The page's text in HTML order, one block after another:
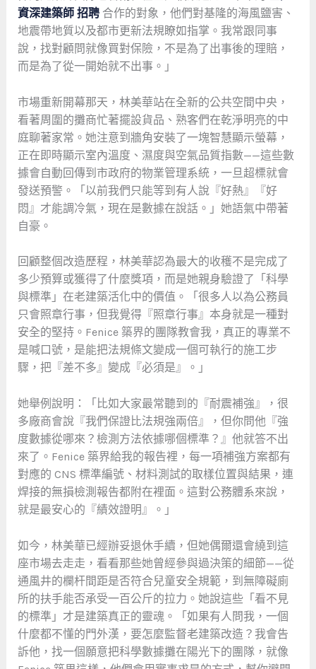
資深建築師 招聘合作的對象，他們對基隆的海風鹽害、
地震帶地質以及都市更新法規瞭如指掌。我常跟同事
說，找對顧問就像買對保險，不是為了出事後的理賠，
而是為了從一開始就不出事。」
市場重新開幕那天，林美華站在全新的公共空間中央，
看著周圍的攤商忙著擺設貨品、熟客們在乾淨明亮的中
庭聊著家常。她注意到牆角安裝了一塊智慧顯示螢幕，
正在即時顯示室內溫度、濕度與空氣品質指數——這些數
據會自動回傳到市政府的物業管理系統，一旦超標就會
發送預警。「以前我們只能等到有人說『好熱』『好
悶』才能調冷氣，現在是數據在說話。」她語氣中帶著
自豪。
回顧整個改造歷程，林美華認為最大的收穫不是完成了
多少預算或獲得了什麼獎項，而是她親身驗證了「科學
與標準」在老建築活化中的價值。「很多人以為公務員
只會照章行事，但我覺得『照章行事』本身就是一種對
安全的堅持。Fenice 築界的團隊教會我，真正的專業不
是喊口號，是能把法規條文變成一個可執行的施工步
驟，把『差不多』變成『必須是』。」
她舉例說明：「比如大家最常聽到的『耐震補強』，很
多廠商會說『我們保證比法規強兩倍』，但你問他『強
度數據從哪來？檢測方法依據哪個標準？』他就答不出
來了。Fenice 築界給我的報告裡，每一項補強方案都有
對應的 CNS 標準編號、材料測試的取樣位置與結果，連
焊接的無損檢測報告都附在裡面。這對公務體系來說，
就是最安心的『績效證明』。」
如今，林美華已經辦妥退休手續，但她偶爾還會繞到這
座市場去走走，看看那些她曾經參與過決策的細節——從
通風井的欄杆間距是否符合兒童安全規範，到無障礙廁
所的扶手能否承受一百公斤的拉力。她說這些「看不見
的標準」才是建築真正的靈魂。「如果有人問我，一個
什麼都不懂的門外漢，要怎麼監督老建築改造？我會告
訴他，找一個願意把科學數據攤在陽光下的團隊，就像